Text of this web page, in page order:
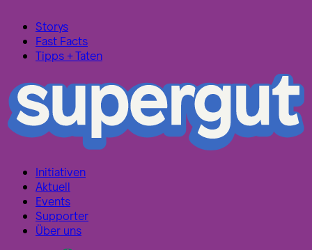
Storys
Fast Facts
Tipps + Taten
Initiativen
Aktuell
Events
Supporter
Über uns